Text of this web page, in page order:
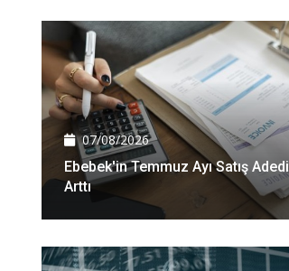
07/08/2026
Ebebek'in Temmuz Ayı Satış Adedi
Arttı